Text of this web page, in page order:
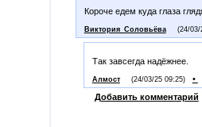
Короче едем куда глаза
Виктория_Соловьёва (24/03/
Так завсегда надёжнее.
Алмост (24/03/25 09:25)
•
Добавить комментарий